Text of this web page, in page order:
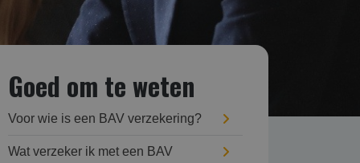
Goed om te weten
Voor wie is een BAV verzekering?
Wat verzeker ik met een BAV